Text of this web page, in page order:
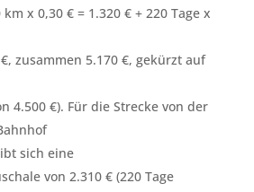
km x 0,30 € = 1.320 € + 220 Tage x
zusammen 5.170 €, gekürzt auf
4.500 €). Für die Strecke von der
sich eine
von 2.310 € (220 Tage